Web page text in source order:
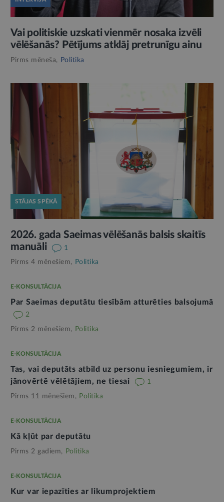
Vai politiskie uzskati vienmēr nosaka izvēli
vēlēšanās? Pētījums atklāj pretrunīgu ainu
Pirms mēneša, Politika
STĀJAS SPĒKĀ
2026. gada Saeimas vēlēšanās balsis skaitīs
manuāli
1
Pirms 4 mēnešiem, Politika
E-KONSULTĀCIJA
Par Saeimas deputātu tiesībām atturēties balsojumā
2
Pirms 2 mēnešiem, Politika
E-KONSULTĀCIJA
Tas, vai deputāts atbild uz personu iesniegumiem, ir
jānovērtē vēlētājiem, ne tiesai
1
Pirms 11 mēnešiem, Politika
E-KONSULTĀCIJA
Kā kļūt par deputātu
Pirms 2 gadiem, Politika
E-KONSULTĀCIJA
Kur var iepazīties ar likumprojektiem